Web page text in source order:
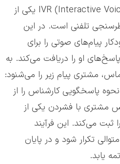
تلفن گویا یا IVR (Interactive Voice Response) یکی از
تلفنی است. در این
پیام‌های صوتی را برای
او را دریافت می‌کند. به
مشتری پیام زیر را می‌شنود:
پاسخگویی کارشناس را از
سپس مشتری با فشردن یکی از
ثبت می‌کند. این فرآیند
تکرار شود و در پایان
یابد.